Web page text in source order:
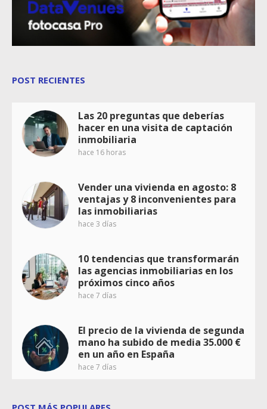
POST RECIENTES
Las 20 preguntas que deberías
hacer en una visita de captación
inmobiliaria
hace 16 horas
Vender una vivienda en agosto: 8
ventajas y 8 inconvenientes para
las inmobiliarias
hace 3 días
10 tendencias que transformarán
las agencias inmobiliarias en los
próximos cinco años
hace 7 días
El precio de la vivienda de segunda
mano ha subido de media 35.000 €
en un año en España
hace 7 días